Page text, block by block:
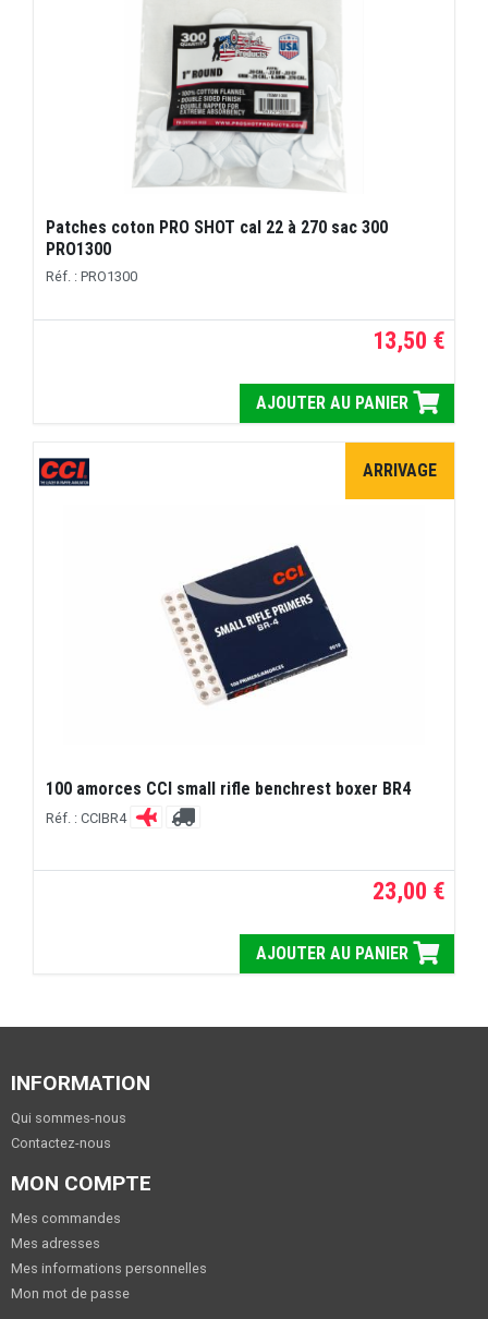
Patches coton PRO SHOT cal 22 à 270 sac 300
PRO1300
Réf. : PRO1300
13,50 €
AJOUTER AU PANIER
ARRIVAGE
100 amorces CCI small rifle benchrest boxer BR4
Réf. : CCIBR4
23,00 €
AJOUTER AU PANIER
INFORMATION
Qui sommes-nous
Contactez-nous
MON COMPTE
Mes commandes
Mes adresses
Mes informations personnelles
Mon mot de passe